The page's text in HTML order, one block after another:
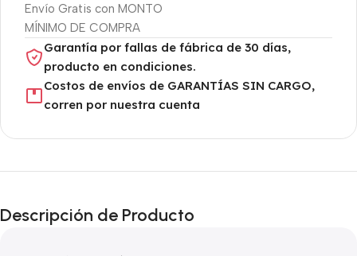
Envío Gratis con MONTO
MÍNIMO DE COMPRA
Garantía por fallas de fábrica de 30 días,
producto en condiciones.
Costos de envíos de GARANTÍAS SIN CARGO,
corren por nuestra cuenta
Descripción de Producto